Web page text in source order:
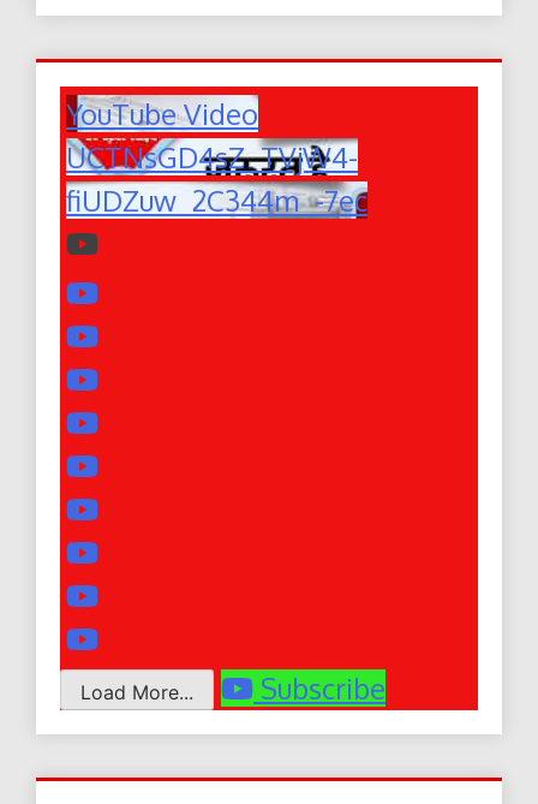
YouTube Video
UCTNsGD4sZ_TVjW4-
fiUDZuw_2C344m_-7ec
Load More... Subscribe